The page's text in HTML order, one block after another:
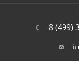
8 (499)